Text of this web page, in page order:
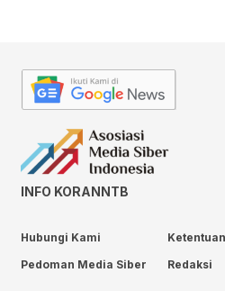
INFO KORANNTB
Hubungi Kami
Pedoman Media Siber
Redaksi